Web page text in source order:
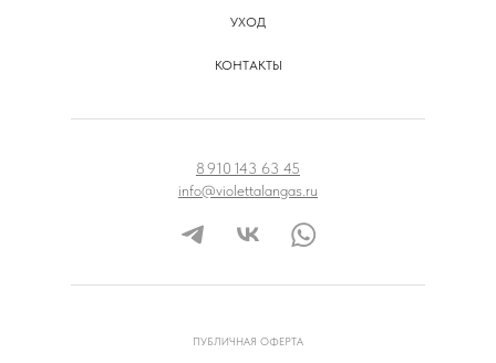
УХОД
КОНТАКТЫ
8 910 143 63 45
info@violettalangas.ru
ПУБЛИЧНАЯ ОФЕРТА